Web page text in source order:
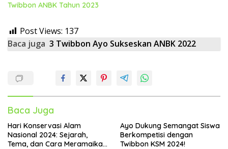
Twibbon ANBK Tahun 2023
Post Views: 137
Baca juga 3 Twibbon Ayo Sukseskan ANBK 2022
Baca Juga
Hari Konservasi Alam
Nasional 2024: Sejarah,
Tema, dan Cara Meramaikan
Ayo Dukung Semangat Siswa
Berkompetisi dengan
Twibbon KSM 2024!